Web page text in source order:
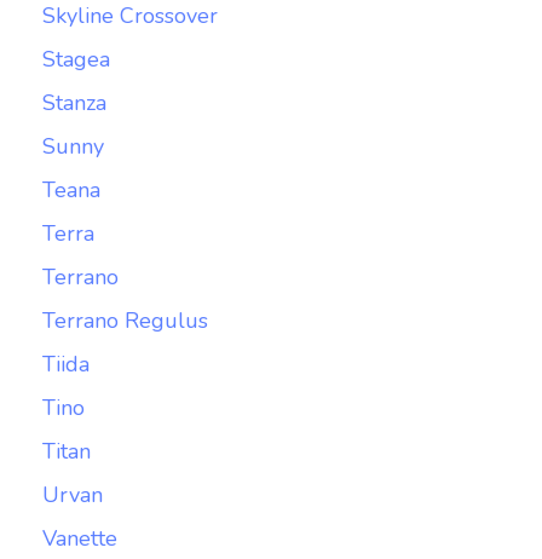
Skyline Crossover
Stagea
Stanza
Sunny
Teana
Terra
Terrano
Terrano Regulus
Tiida
Tino
Titan
Urvan
Vanette